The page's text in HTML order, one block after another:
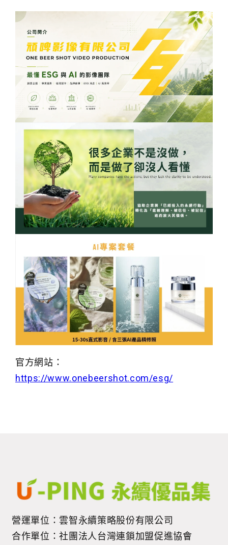
官方網站：
https://www.onebeershot.com/esg/
營運單位：雲智永續策略股份有限公司
合作單位：社團法人台灣連鎖加盟促進協會